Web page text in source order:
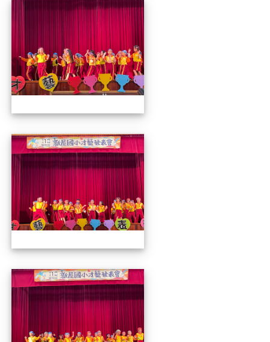
112才藝發表會
112才藝發表會
112才藝發表會